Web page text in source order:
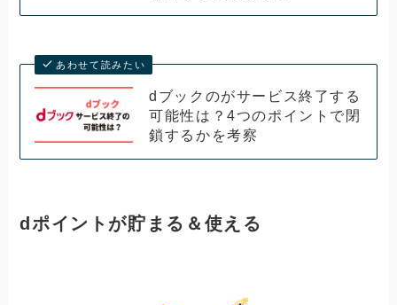
あわせて読みたい
dブックのがサービス終了する
可能性は？4つのポイントで閉
鎖するかを考察
dポイントが貯まる＆使える